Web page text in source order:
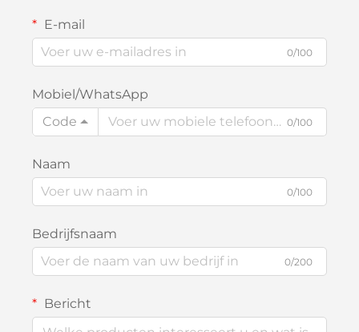
E-mail
0/100
Mobiel/WhatsApp
Code
0/100
Naam
0/100
Bedrijfsnaam
0/200
Bericht